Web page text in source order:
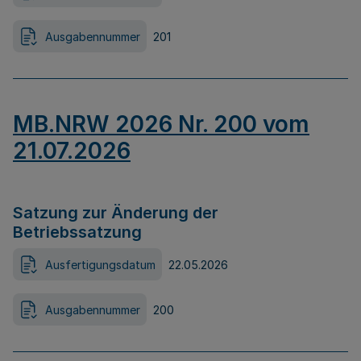
Ausgabennummer 201
MB.NRW 2026 Nr. 200 vom
21.07.2026
Satzung zur Änderung der
Betriebssatzung
Ausfertigungsdatum 22.05.2026
Ausgabennummer 200